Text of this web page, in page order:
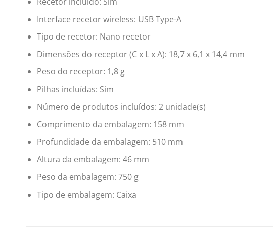
Interface recetor wireless: USB Type-A
Tipo de recetor: Nano recetor
Dimensões do receptor (C x L x A): 18,7 x 6,1 x 14,4 mm
Peso do receptor: 1,8 g
Pilhas incluídas: Sim
Número de produtos incluídos: 2 unidade(s)
Comprimento da embalagem: 158 mm
Profundidade da embalagem: 510 mm
Altura da embalagem: 46 mm
Peso da embalagem: 750 g
Tipo de embalagem: Caixa